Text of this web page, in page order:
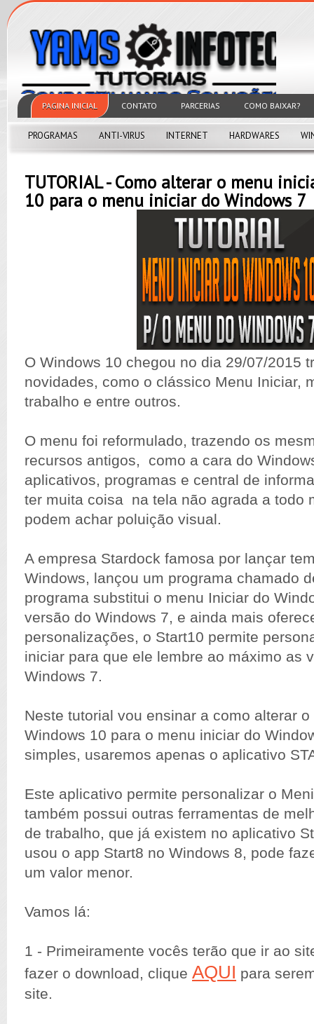
PAGINA INICIAL CONTATO PARCERIAS COMO BAIXAR?
PROGRAMAS ANTI-VIRUS INTERNET HARDWARES
TUTORIAL - Como alterar o menu
10 para o menu iniciar do Windows 7
O Windows 10 chegou no dia 29/07/2015
novidades, como o clássico Menu Iniciar,
trabalho e entre outros.
O menu foi reformulado, trazendo os
recursos antigos, como a cara do
aplicativos, programas e central de
ter muita coisa na tela não agrada a todo
podem achar poluição visual.
A empresa Stardock famosa por lançar
Windows, lançou um programa chamado
programa substitui o menu Iniciar do
versão do Windows 7, e ainda mais
personalizações, o Start10 permite
iniciar para que ele lembre ao máximo as
Windows 7.
Neste tutorial vou ensinar a como alterar
Windows 10 para o menu iniciar do
simples, usaremos apenas o aplicativo
Este aplicativo permite personalizar o
também possui outras ferramentas de
de trabalho, que já existem no aplicativo
usou o app Start8 no Windows 8, pode
um valor menor.
Vamos lá:
1 - Primeiramente vocês terão que ir ao
fazer o download, clique AQUI para
site.